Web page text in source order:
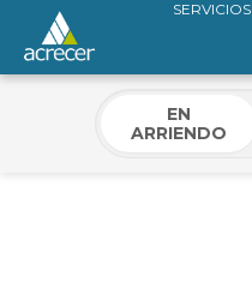
SERVICIOS
EN
ARRIENDO